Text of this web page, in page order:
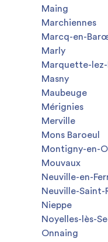
Maing
Marchiennes
Marcq-en-
Marly
Marquette-
Masny
Maubeuge
Mérignies
Merville
Mons Baroeul
Montigny-en-
Mouvaux
Neuville-en-
Neuville-Saint-
Nieppe
Noyelles-lès-
Onnaing